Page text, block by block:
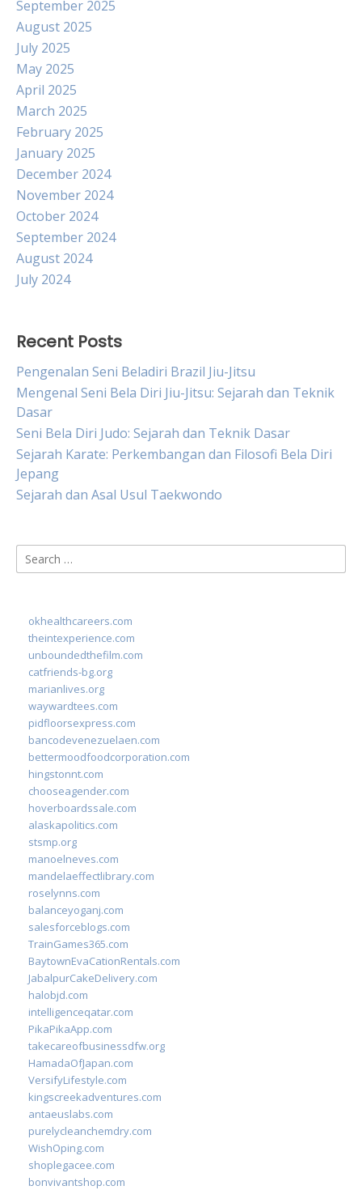
September 2025
August 2025
July 2025
May 2025
April 2025
March 2025
February 2025
January 2025
December 2024
November 2024
October 2024
September 2024
August 2024
July 2024
Recent Posts
Pengenalan Seni Beladiri Brazil Jiu-Jitsu
Mengenal Seni Bela Diri Jiu-Jitsu: Sejarah dan Teknik
Dasar
Seni Bela Diri Judo: Sejarah dan Teknik Dasar
Sejarah Karate: Perkembangan dan Filosofi Bela Diri
Jepang
Sejarah dan Asal Usul Taekwondo
Search
for:
okhealthcareers.com
theintexperience.com
unboundedthefilm.com
catfriends-bg.org
marianlives.org
waywardtees.com
pidfloorsexpress.com
bancodevenezuelaen.com
bettermoodfoodcorporation.com
hingstonnt.com
chooseagender.com
hoverboardssale.com
alaskapolitics.com
stsmp.org
manoelneves.com
mandelaeffectlibrary.com
roselynns.com
balanceyoganj.com
salesforceblogs.com
TrainGames365.com
BaytownEvaCationRentals.com
JabalpurCakeDelivery.com
halobjd.com
intelligenceqatar.com
PikaPikaApp.com
takecareofbusinessdfw.org
HamadaOfJapan.com
VersifyLifestyle.com
kingscreekadventures.com
antaeuslabs.com
purelycleanchemdry.com
WishOping.com
shoplegacee.com
bonvivantshop.com